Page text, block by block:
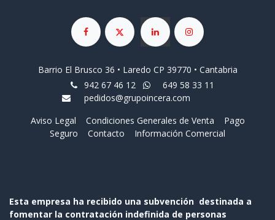
Barrio El Brusco 36 • Laredo CP 39770 • Cantabria
942 67 46 12
649 58 33 11
pedidos@grupoincera.com
Aviso Legal
Condiciones Generales de Venta
Pago
Seguro
Contacto Información Comercial
Esta empresa ha recibido una subvención destinada a
fomentar la contratación indefinida de personas